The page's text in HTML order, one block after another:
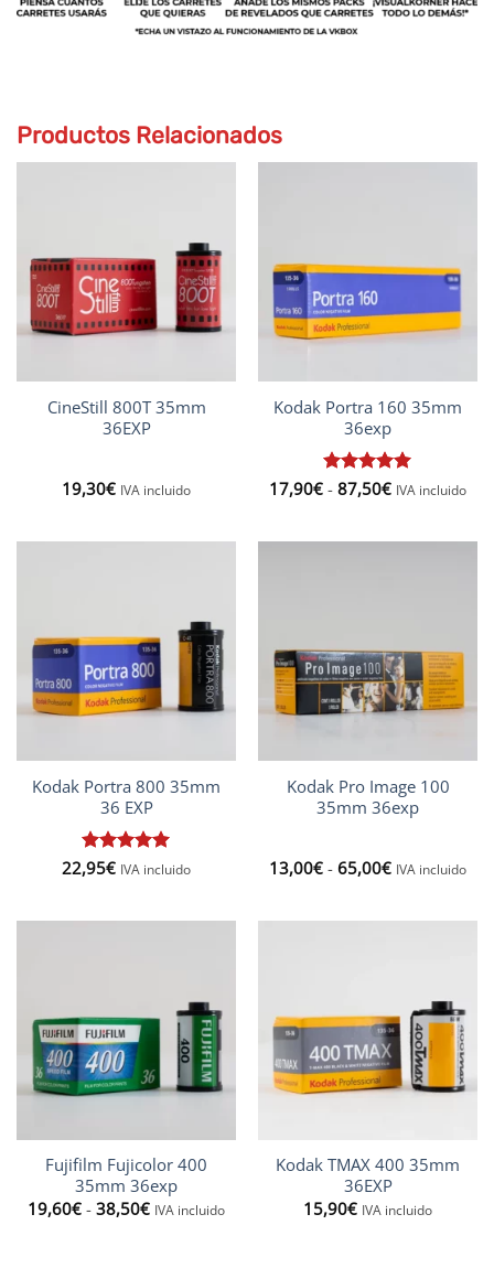
Productos Relacionados
CineStill 800T 35mm
36EXP
19,30€ IVA incluido
Kodak Portra 160 35mm
36exp
Valorado
17,90€ - 87,50€Rango
IVA incluido
Kodak Portra 800 35mm
36 EXP
Valorado
22,95€ IVA incluido
Kodak Pro Image 100
35mm 36exp
13,00€ - 65,00€Rango
IVA incluido
Fujifilm Fujicolor 400
35mm 36exp
19,60€ - 38,50€Rango
de
IVA incluido
Kodak TMAX 400 35mm
36EXP
15,90€ IVA incluido